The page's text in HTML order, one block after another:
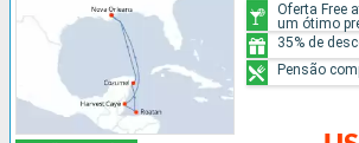
Oferta Free
um ótimo
35% de
Pensão